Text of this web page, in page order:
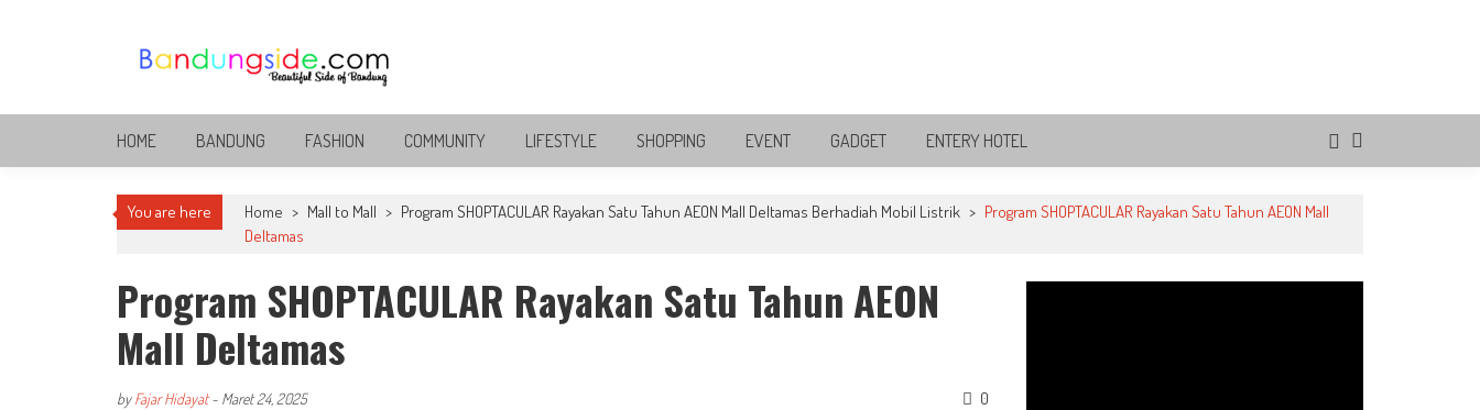
Bandung Side
Sisi Cantik Bandung
HOME BANDUNG FASHION COMMUNITY LIFESTYLE SHOPPING EVENT GADGET ENTERY HOTEL
You are here Home > Mall to Mall > Program SHOPTACULAR Rayakan Satu Tahun AEON Mall Deltamas Berhadiah Mobil Listrik > Program SHOPTACULAR Rayakan Satu Tahun AEON Mall
Deltamas
Program SHOPTACULAR Rayakan Satu Tahun AEON
Mall Deltamas
byFajar Hidayat- Maret 24, 2025 0